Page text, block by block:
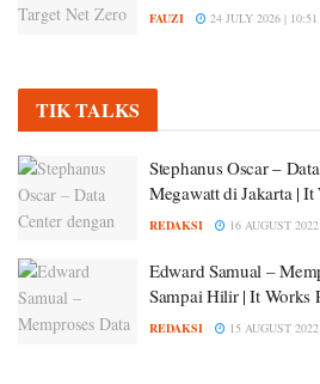
FAUZI 24 JULY 2026 | 10:51
TIK TALKS
Stephanus Oscar –
Megawatt di Jakarta | It
REDAKSI 16 AUGUST
Edward Samual –
Sampai Hilir | It Works
REDAKSI 15 AUGUST